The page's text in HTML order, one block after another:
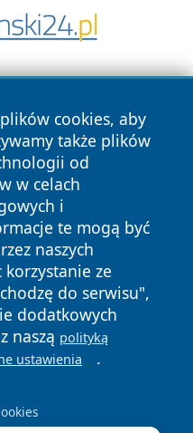
cookies, aby
także plików
od
w celach
i
te mogą być
naszych
ze
do serwisu",
dodatkowych
naszą polityką
ustawienia .
prawa
Polityka
Cookies